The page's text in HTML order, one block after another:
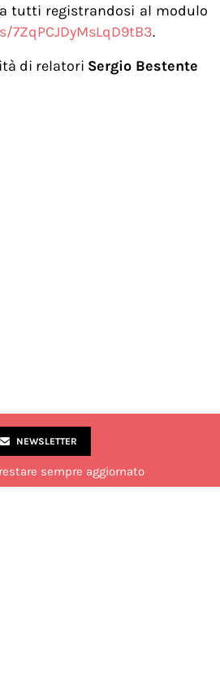
tutti registrandosi al modulo
.
di relatori Sergio Bestente
NEWSLETTER
sempre aggiornato